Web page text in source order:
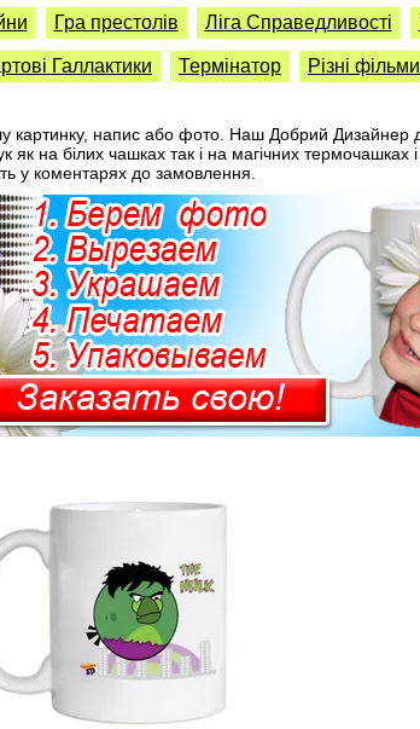
Гра престолів Ліга Справедливості
Галлактики Термінатор Різні фільми
картинку, напис або фото. Наш Добрий
на білих чашках так і на магічних термочашках
у коментарях до замовлення.